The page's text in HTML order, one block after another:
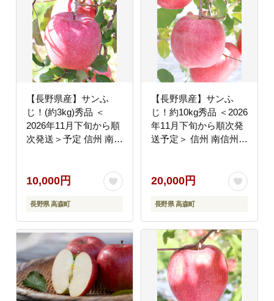
【長野県産】サンふ
じ！(約3kg)秀品 ＜
2026年11月下旬から順
次発送＞予定 信州 南信
山下屋荘介
10,000円
長野県 高森町
【長野県産】サンふ
じ！約10kg秀品 ＜2026
年11月下旬から順次発
送予定＞ 信州 南信州
下屋荘介
20,000円
長野県 高森町